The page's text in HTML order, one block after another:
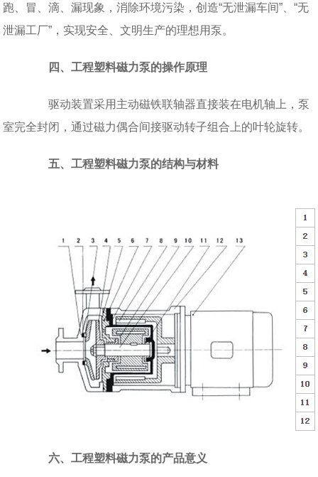
跑、冒、滴、漏现象，消除环境污染，创造“无泄漏车间”、“无
泄漏工厂”，实现安全、文明生产的理想用泵。
四、工程塑料磁力泵的操作原理
驱动装置采用主动磁铁联轴器直接装在电机轴上，泵
室完全封闭，通过磁力偶合间接驱动转子组合上的叶轮旋转。
五、工程塑料磁力泵的结构与材料
六、工程塑料磁力泵的产品意义